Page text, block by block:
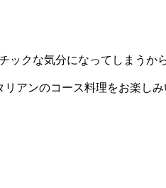
クな気分になってしまうか
アンのコース料理をお楽し